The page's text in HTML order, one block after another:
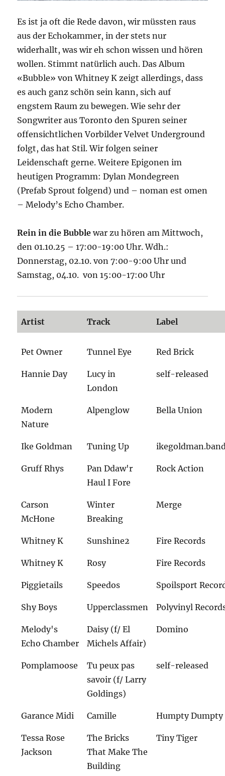
Es ist ja oft die Rede davon, wir müssten raus
aus der Echokammer, in der stets nur
widerhallt, was wir eh schon wissen und hören
wollen. Stimmt natürlich auch. Das Album
«Bubble» von Whitney K zeigt allerdings, dass
es auch ganz schön sein kann, sich auf
engstem Raum zu bewegen. Wie sehr der
Songwriter aus Toronto den Spuren seiner
offensichtlichen Vorbilder Velvet Underground
folgt, das hat Stil. Wir folgen seiner
Leidenschaft gerne. Weitere Epigonen im
heutigen Programm: Dylan Mondegreen
(Prefab Sprout folgend) und – noman est omen
– Melody’s Echo Chamber.
Rein in die Bubble war zu hören am Mittwoch,
den 01.10.25 – 17:00-19:00 Uhr. Wdh.:
Donnerstag, 02.10. von 7:00-9:00 Uhr und
Samstag, 04.10. von 15:00-17:00 Uhr
Artist Track Label
Pet Owner Tunnel Eye Red Brick
Hannie Day
Lucy in
London
self-released
Modern
Nature
Alpenglow Bella Union
Ike Goldman Tuning Up
Gruff Rhys
Pan Ddaw'r
Haul I Fore
Rock Action
Carson
McHone
Winter
Breaking
Merge
Whitney K Sunshine2 Fire Records
Whitney K Rosy Fire Records
Piggietails Speedos Spoilsport
Shy Boys Upperclassmen Polyvinyl
Melody's
Echo Chamber
Daisy (f/ El
Michels Affair)
Domino
Pomplamoose
Tu peux pas
savoir (f/ Larry
Goldings)
self-released
Garance Midi Camille Humpty Dumpty
Tessa Rose
Jackson
The Bricks
That Make The
Building
Tiny Tiger